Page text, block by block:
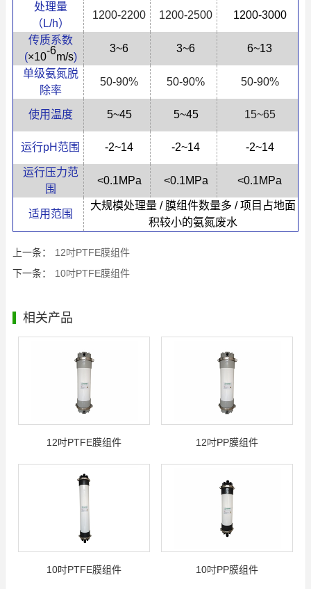
处理量
（ L/h）
1200-2200 1200-2500 1200-3000
传质系数
(×10
-6
m/s)
3~6 3~6 6~13
单级氨氮脱
除率
50-90% 50-90% 50-90%
使用温度 5~45 5~45 15~65
运行pH 范围 -2~14 -2~14 -2~14
运行压力范
围
<0.1MPa <0.1MPa <0.1MPa
适用范围
大规模处理量 / 膜组件数量多/项目占地面
积较小的氨氮废水
上一条：
12吋PTFE膜组件
下一条：
10吋PTFE膜组件
相关产品
12吋PTFE膜组件 12吋PP膜组件
10吋PTFE膜组件 10吋PP膜组件